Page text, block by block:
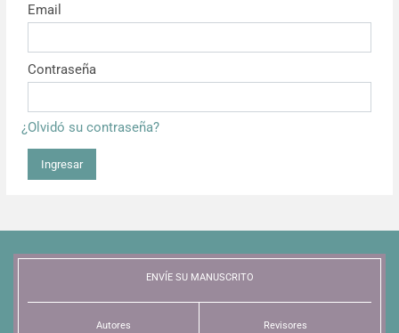
Email
Contraseña
¿Olvidó su contraseña?
Ingresar
ENVÍE SU MANUSCRITO
Autores Revisores